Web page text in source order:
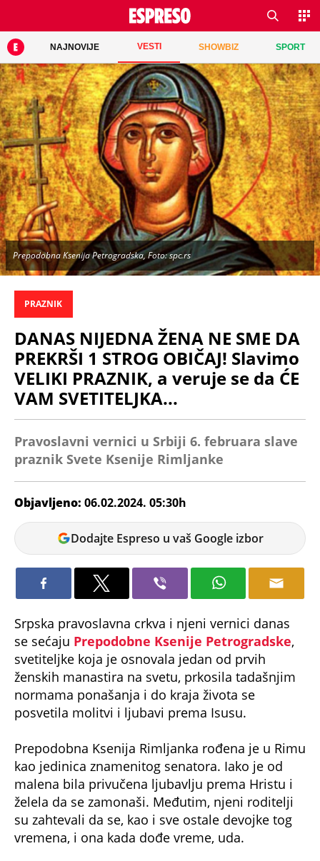
NAJNOVIJE VESTI SHOWBIZ SPORT
Prepodobna Ksenija Petrogradska, Foto: spc.rs
PRAZNIK
DANAS NIJEDNA ŽENA NE SME DA
PREKRŠI 1 STROG OBIČAJ! Slavimo
VELIKI PRAZNIK, a veruje se da ĆE
VAM SVETITELJKA...
Pravoslavni vernici u Srbiji 6. februara slave
praznik Svete Ksenije Rimljanke
Objavljeno: 06.02.2024. 05:30h
Nikolina
Jokić
Dodajte Espreso u vaš Google izbor
Srpska pravoslavna crkva i njeni vernici danas
se sećaju Prepodobne Ksenije Petrogradske,
svetiteljke koja je osnovala jedan od prvih
ženskih manastira na svetu, prkosila tadašnjim
normama ponašanja i do kraja života se
posvetila molitvi i ljubavi prema Isusu.
Prepodobna Ksenija Rimljanka rođena je u Rimu
kao jedinica znamenitog senatora. Iako je od
malena bila privučena ljubavlju prema Hristu i
želela da se zamonaši. Međutim, njeni roditelji
su zahtevali da se, kao i sve ostale devojke tog
vremena, i ona kada dođe vreme, uda.